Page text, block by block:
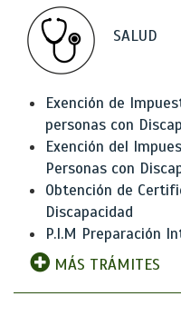
SALUD
Exención de
personas con
Exención del
Personas con
Obtención de
Discapacidad
P.I.M Preparación
MÁS TRÁMITES